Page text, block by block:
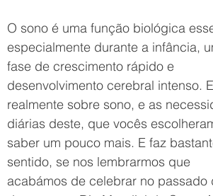
O sono é uma função biológica
especialmente durante a infância,
fase de crescimento rápido e
desenvolvimento cerebral intenso.
realmente sobre sono, e as
diárias deste, que vocês
saber um pouco mais. E faz
sentido, se nos lembrarmos que
acabámos de celebrar no passado